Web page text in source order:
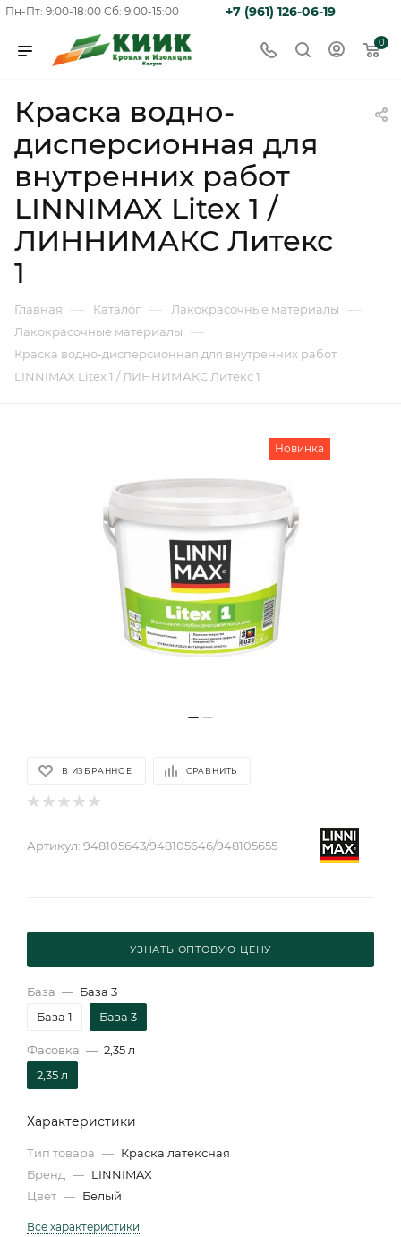
Пн-Пт: 9:00-18:00 Сб: 9:00-15:00 +7 (961) 126-06-19
0
Краска водно-
дисперсионная для
внутренних работ
LINNIMAX Litex 1 /
ЛИННИМАКС Литекс
1
Главная — Каталог — Лакокрасочные материалы —
Лакокрасочные материалы —
Краска водно-дисперсионная для внутренних работ
LINNIMAX Litex 1 / ЛИННИМАКС Литекс 1
Новинка
В ИЗБРАННОЕ СРАВНИТЬ
Артикул: 948105643/948105646/948105655
УЗНАТЬ ОПТОВУЮ ЦЕНУ
База — База 3
База 1
База 3
Фасовка — 2,35 л
2,35 л
Характеристики
Тип товара — Краска латексная
Бренд — LINNIMAX
Цвет — Белый
Все характеристики